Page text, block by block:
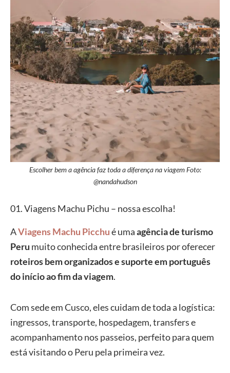
Escolher bem a agência faz toda a diferença na viagem Foto:
@nandahudson
01. Viagens Machu Pichu – nossa escolha!
AViagens Machu Picchué umaagência de turismo
Peru muito conhecida entre brasileiros por oferecer
roteiros bem organizados e suporte em português
do início ao fim da viagem.
Com sede em Cusco, eles cuidam de toda a logística:
ingressos, transporte, hospedagem, transfers e
acompanhamento nos passeios, perfeito para quem
está visitando o Peru pela primeira vez.